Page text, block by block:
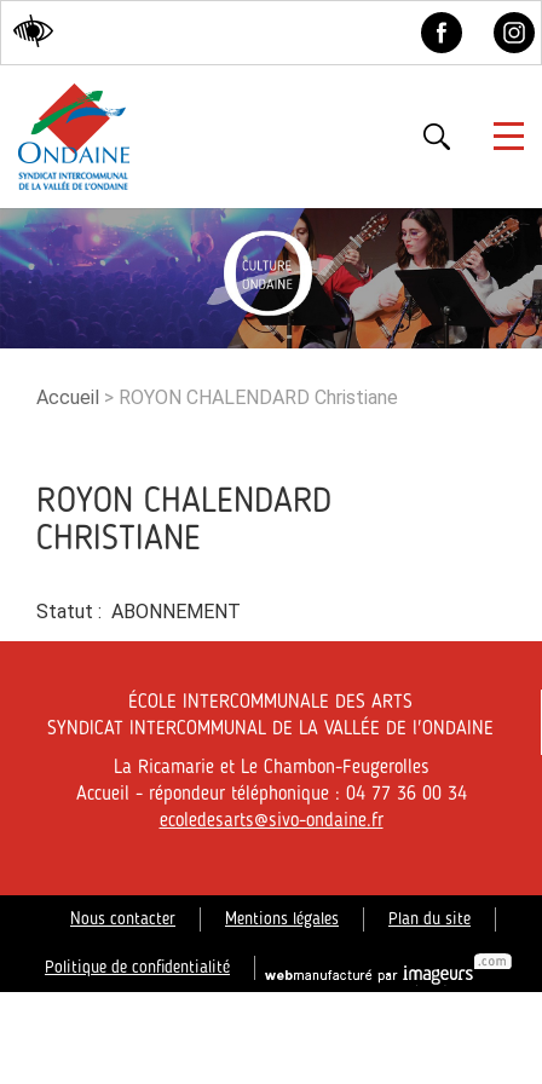
Accessibilité
Accueil > ROYON CHALENDARD Christiane
ROYON CHALENDARD
CHRISTIANE
Statut : ABONNEMENT
ÉCOLE INTERCOMMUNALE DES ARTS
SYNDICAT INTERCOMMUNAL DE LA VALLÉE DE l'ONDAINE
La Ricamarie et Le Chambon-Feugerolles
Accueil - répondeur téléphonique : 04 77 36 00 34
ecoledesarts@sivo-ondaine.fr
Nous contacter Mentions légales Plan du site
Politique de confidentialité